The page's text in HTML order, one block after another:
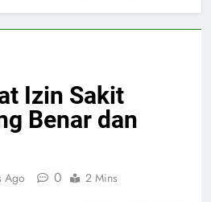
Izin Sakit
Benar dan
Ago 0 2 Mins